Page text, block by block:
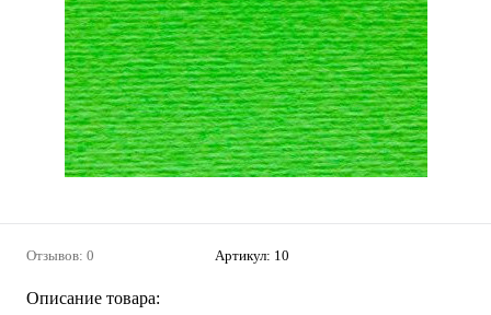
Отзывов: 0 Артикул: 10
Описание товара: